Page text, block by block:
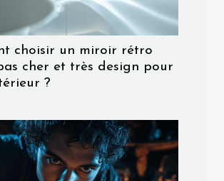
choisir un miroir rétro
cher et très design pour
?